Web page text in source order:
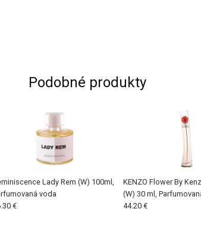
Podobné produkty
Lady Rem (W) 100ml,
voda
€
KENZO Flower By
(W) 30 ml,
44.20 €